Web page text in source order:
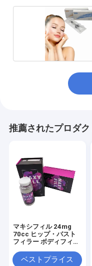
推薦されたプロダク
マキシフィル 24mg
70cc ヒップ・バスト
フィラー ボディフィラ
ベストプライス